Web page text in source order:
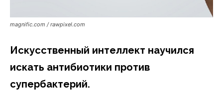
magnific.com / rawpixel.com
Искусственный интеллект научился
искать антибиотики против
супербактерий.